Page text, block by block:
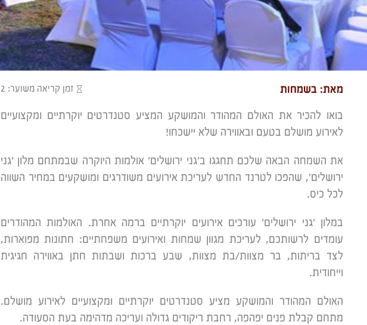
מאת: בשמחות זמן קריאה משוער: 2
בואו להכיר את האולם המהודר והמושקע המציע סטנדרטים יוקרתיים ומקצועיים
לאירוע מושלם בטעם ובאווירה שלא יישכחו!
את השמחה הבאה שלכם תחגגו ב'גני ירושלים' אולמות היוקרה שבמתחם מלון 'גני
ירושלים', שהפכו לטרנד החדש לעריכת אירועים משודרגים ומושקעים במחיר השווה
לכל כיס.
במלון 'גני ירושלים' עורכים אירועים יוקרתיים ברמה אחרת. האולמות המהודרים
עומדים לרשותכם, לעריכת מגוון שמחות ואירועים משפחתיים: חתונות מפוארות,
לצד בריתות, בר מצוות/בת מצוות, שבע ברכות ושבתות חתן באווירה חגיגית
וייחודית.
האולם המהודר והמושקע מציע סטנדרטים יוקרתיים ומקצועיים לאירוע מושלם.
מתחם קבלת פנים יפהפה, רחבת ריקודים גדולה ועריכה מדהימה בעת הסעודה.